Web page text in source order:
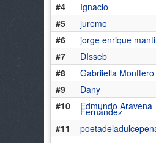
#4
Ignacio
#5
jureme
#6
jorge enrique
#7
DIsseb
#8
Gabriiella Monttero
#9
Dany
#10
Edmundo Aravena
Fernández
#11